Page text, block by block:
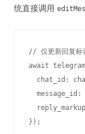
统直接调用
// 仅更新回复标
await
chat_id:
message_id: